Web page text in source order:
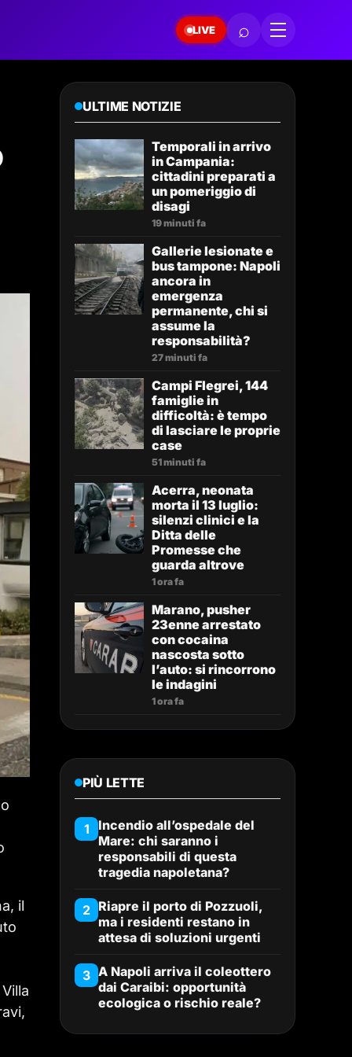
LIVE ⌕
il
ULTIME NOTIZIE
Temporali in arrivo
in Campania:
cittadini preparati a
un pomeriggio di
disagi
19 minuti fa
Gallerie lesionate e
bus tampone: Napoli
ancora in
emergenza
permanente, chi si
assume la
responsabilità?
27 minuti fa
Campi Flegrei, 144
famiglie in
difficoltà: è tempo
di lasciare le proprie
case
51 minuti fa
Acerra, neonata
morta il 13 luglio:
silenzi clinici e la
Ditta delle
Promesse che
guarda altrove
1 ora fa
Marano, pusher
23enne arrestato
con cocaina
nascosta sotto
l’auto: si rincorrono
le indagini
1 ora fa
PIÙ LETTE
1
Incendio all’ospedale del
Mare: chi saranno i
responsabili di questa
tragedia napoletana?
2 Riapre il porto di Pozzuoli,
ma i residenti restano in
attesa di soluzioni urgenti
3 A Napoli arriva il coleottero
dai Caraibi: opportunità
ecologica o rischio reale?